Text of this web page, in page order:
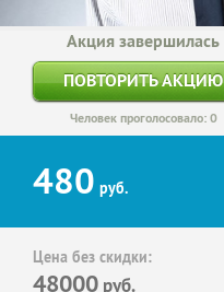
Акция завершилась
ПОВТОРИТЬ АКЦИЮ
Человек проголосовало: 0
480 руб.
Цена без скидки:
48000 руб.